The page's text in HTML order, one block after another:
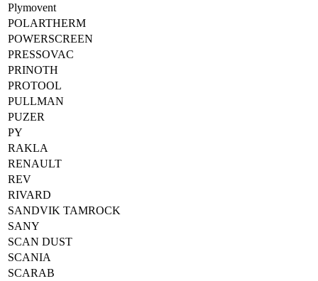
Plymovent
POLARTHERM
POWERSCREEN
PRESSOVAC
PRINOTH
PROTOOL
PULLMAN
PUZER
PY
RAKLA
RENAULT
REV
RIVARD
SANDVIK TAMROCK
SANY
SCAN DUST
SCANIA
SCARAB